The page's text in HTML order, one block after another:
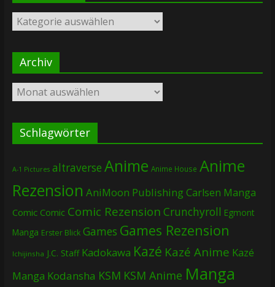
Kategorien
Archiv
Archiv
Schlagwörter
A-1 Pictures altraverse Anime Anime House Anime
Rezension AniMoon PublishingCarlsen Manga
Comic Comic Comic Rezension Crunchyroll Egmont
Manga Erster Blick Games Games Rezension
Ichijinsha J.C. Staff Kadokawa Kazé Kazé Anime Kazé
Manga Kodansha KSM KSM Anime Manga